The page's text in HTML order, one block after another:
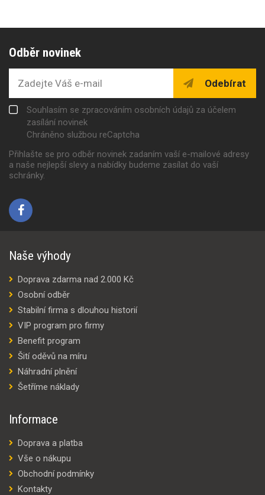
Odběr novinek
Odebírat
Souhlasím se zpracováním osobních údajů za účelem
zasílání novinek
Chráněno službou reCaptcha
Přihlašte se pro odběr novinek zadaním vaší e-mailové adresy
a naše nejlepší slevy a nabídky budeme zasílat do vaší
schránky.
Naše výhody
Doprava zdarma nad 2.000 Kč
Osobní odběr
Stabilní firma s dlouhou historií
VIP program pro firmy
Benefit program
Šití oděvů na míru
Náhradní plnění
Šetříme náklady
Informace
Doprava a platba
Vše o nákupu
Obchodní podmínky
Kontakty